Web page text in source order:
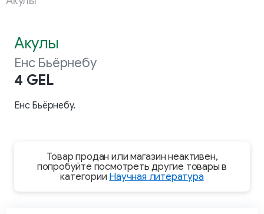
Акулы
Енс Бьёрнебу
4 GEL
Енс Бьёрнебу.
Товар продан или магазин неактивен,
попробуйте посмотреть другие товары в
категории Научная литература